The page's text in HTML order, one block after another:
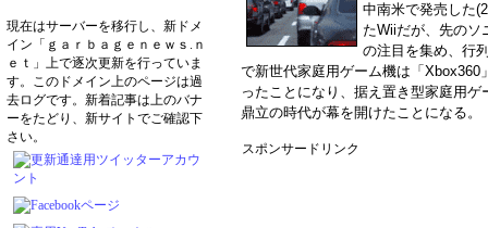
中南米で発売した
たWiiだが、先のソ
の注目を集め、行
で新世代家庭用ゲーム機は「
ったことになり、据え置き型家庭用
鼎立の時代が幕を開けたことになる。
スポンサードリンク
現在はサーバーを移行し、新ドメ
イン「ｇａｒｂａｇｅｎｅｗｓ.ｎ
ｅｔ」上で逐次更新を行っていま
す。このドメイン上のページは過
去ログです。新着記事は上のバナ
ーをたどり、新サイトでご確認下
さい。